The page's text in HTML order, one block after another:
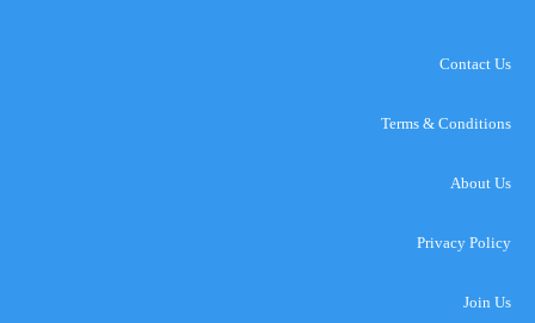
Contact Us
Terms & Conditions
About Us
Privacy Policy
Join Us